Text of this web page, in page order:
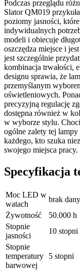
Podczas przeglądu
Slator QM019
poziomy jasności,
indywidualnych
modeli i obiecuje
oszczędza miejsce i
jest szczególnie
kombinacja trwałości,
designu sprawia, że
przemyślanym
oświetleniowych.
precyzyjną regulację
dostępna również w
w wyborze stylu.
ogólne zalety tej
każdego, kto szuka
swojego miejsca pracy.
Specyfikacja
Moc LED w
watach
brak
Żywotność
50.000 h
Stopnie
jasności
10 stopni
Stopnie
temperatury
barwowej
5 stopni